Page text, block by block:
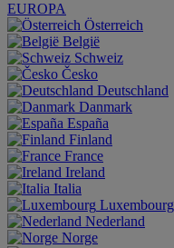
EUROPA
Österreich
België
Schweiz
Česko
Deutschland
Danmark
España
Finland
France
Ireland
Italia
Luxembourg
Nederland
Norge